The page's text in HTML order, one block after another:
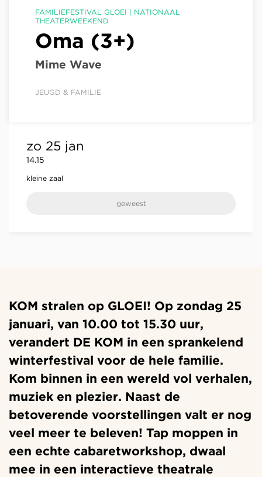
Oma (3+)
Mime Wave
FAMILIEFESTIVAL GLOEI | NATIONAAL
THEATERWEEKEND
JEUGD & FAMILIE
zo 25 jan
14.15
kleine zaal
geweest
KOM stralen op GLOEI! Op zondag 25
januari, van 10.00 tot 15.30 uur,
verandert DE KOM in een sprankelend
winterfestival voor de hele familie.
Kom binnen in een wereld vol verhalen,
muziek en plezier. Naast de
betoverende voorstellingen valt er nog
veel meer te beleven! Tap moppen in
een echte cabaretworkshop, dwaal
mee in een interactieve theatrale